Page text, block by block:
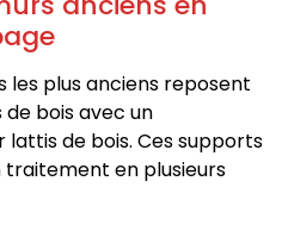
plus anciens reposent
bois avec un
de bois. Ces supports
en plusieurs